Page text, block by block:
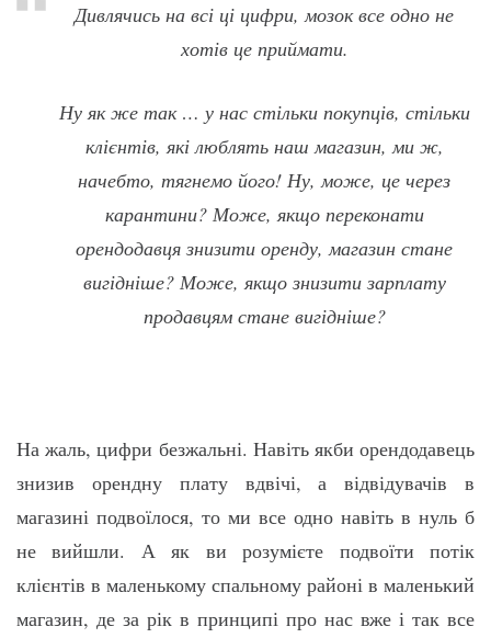
Дивлячись на всі ці цифри, мозок все одно не
хотів це приймати.
Ну як же так … у нас стільки покупців, стільки
клієнтів, які люблять наш магазин, ми ж,
начебто, тягнемо його! Ну, може, це через
карантини? Може, якщо переконати
орендодавця знизити оренду, магазин стане
вигідніше? Може, якщо знизити зарплату
продавцям стане вигідніше?
На жаль, цифри безжальні. Навіть якби орендодавець
знизив орендну плату вдвічі, а відвідувачів в
магазині подвоїлося, то ми все одно навіть в нуль б
не вийшли. А як ви розумієте подвоїти потік
клієнтів в маленькому спальному районі в маленький
магазин, де за рік в принципі про нас вже і так все